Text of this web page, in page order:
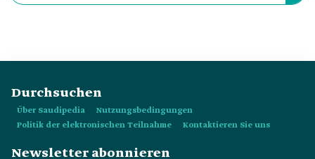
Durchsuchen
Über Saudipedia
Nutzungsbedingungen
Politik der elektronischen Teilnahme
Kontaktieren Sie uns
Newsletter abonnieren